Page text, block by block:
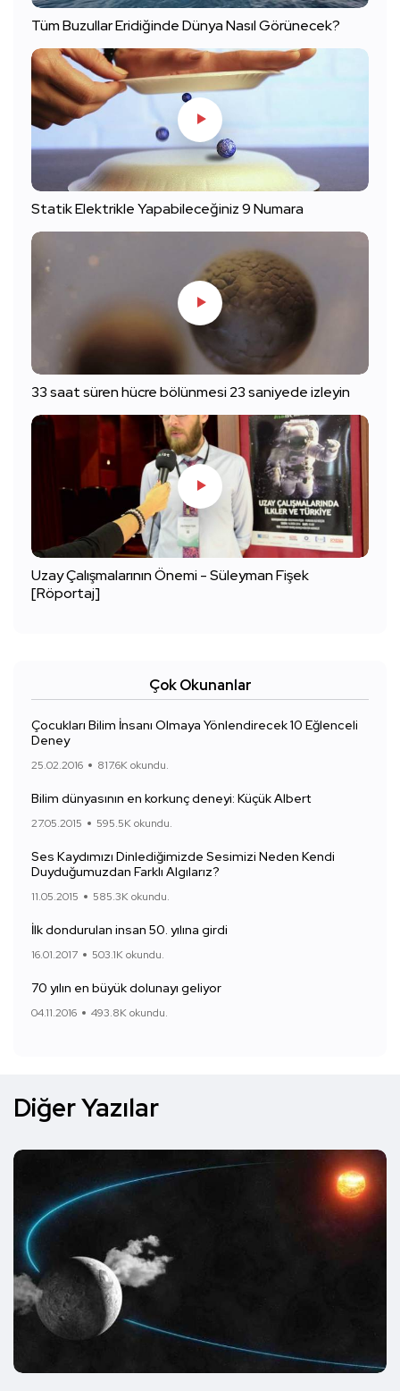
Tüm Buzullar Eridiğinde Dünya Nasıl Görünecek?
Statik Elektrikle Yapabileceğiniz 9 Numara
33 saat süren hücre bölünmesi 23 saniyede izleyin
Uzay Çalışmalarının Önemi - Süleyman Fişek
[Röportaj]
Çok Okunanlar
Çocukları Bilim İnsanı Olmaya Yönlendirecek 10 Eğlenceli
Deney
25.02.2016 817.6K okundu.
Bilim dünyasının en korkunç deneyi: Küçük Albert
27.05.2015 595.5K okundu.
Ses Kaydımızı Dinlediğimizde Sesimizi Neden Kendi
Duyduğumuzdan Farklı Algılarız?
11.05.2015 585.3K okundu.
İlk dondurulan insan 50. yılına girdi
16.01.2017 503.1K okundu.
70 yılın en büyük dolunayı geliyor
04.11.2016 493.8K okundu.
Diğer Yazılar